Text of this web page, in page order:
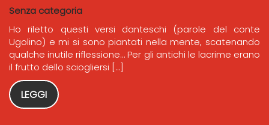
Senza categoria
Ho riletto questi versi danteschi (parole del conte
Ugolino) e mi si sono piantati nella mente, scatenando
qualche inutile riflessione… Per gli antichi le lacrime erano
il frutto dello sciogliersi […]
LEGGI